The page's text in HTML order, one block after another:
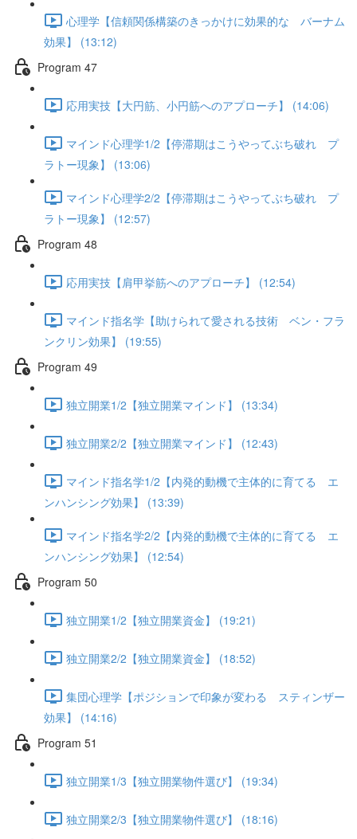
心理学【信頼関係構築のきっかけに効果的な バーナム
効果】 (13:12)
Program 47
応用実技【大円筋、小円筋へのアプローチ】 (14:06)
マインド心理学1/2【停滞期はこうやってぶち破れ プ
ラトー現象】 (13:06)
マインド心理学2/2【停滞期はこうやってぶち破れ プ
ラトー現象】 (12:57)
Program 48
応用実技【肩甲挙筋へのアプローチ】 (12:54)
マインド指名学【助けられて愛される技術 ベン・フラ
ンクリン効果】 (19:55)
Program 49
独立開業1/2【独立開業マインド】 (13:34)
独立開業2/2【独立開業マインド】 (12:43)
マインド指名学1/2【内発的動機で主体的に育てる エ
ンハンシング効果】 (13:39)
マインド指名学2/2【内発的動機で主体的に育てる エ
ンハンシング効果】 (12:54)
Program 50
独立開業1/2【独立開業資金】 (19:21)
独立開業2/2【独立開業資金】 (18:52)
集団心理学【ポジションで印象が変わる スティンザー
効果】 (14:16)
Program 51
独立開業1/3【独立開業物件選び】 (19:34)
独立開業2/3【独立開業物件選び】 (18:16)